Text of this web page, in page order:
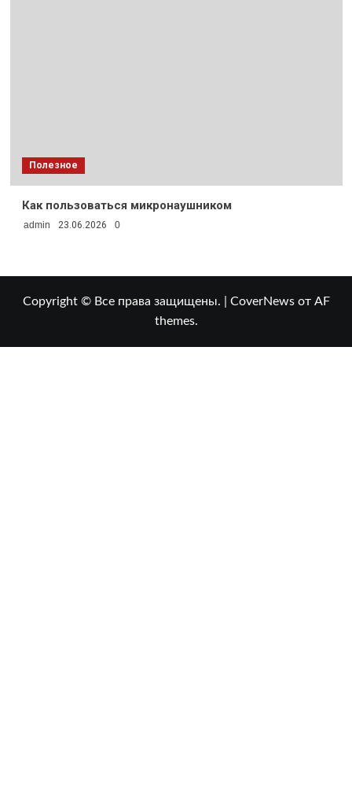
Полезное
Как пользоваться микронаушником
admin 23.06.2026 0
Copyright © Все права защищены. CoverNewsот AF
themes.